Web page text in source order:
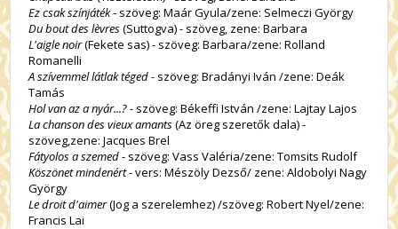
Ez csak színjáték- szöveg: Maár Gyula/zene: Selmeczi György
Du bout des lèvres(Suttogva) - szöveg, zene: Barbara
L'aigle noir(Fekete sas) - szöveg: Barbara/zene: Rolland
Romanelli
A szívemmel látlak téged- szöveg: Bradányi Iván /zene: Deák
Tamás
Hol van az a nyár...?- szöveg: Békeffi István /zene: Lajtay Lajos
La chanson des vieux amants(Az öreg szeretők dala) -
szöveg,zene: Jacques Brel
Fátyolos a szemed- szöveg: Vass Valéria/zene: Tomsits Rudolf
Köszönet mindenért- vers: Mészöly Dezső/ zene: Aldobolyi Nagy
György
Le droit d'aimer(Jog a szerelemhez) /szöveg: Robert Nyel/zene:
Francis Lai